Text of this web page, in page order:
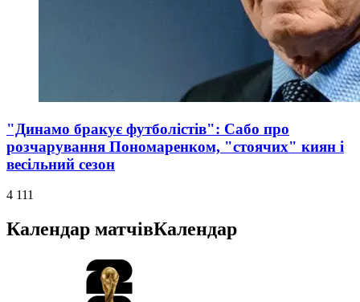
"Динамо бракує футболістів": Сабо про
розчарування Пономаренком, "стоячих" киян і
весільний сезон
4 111
Календар матчівКалендар